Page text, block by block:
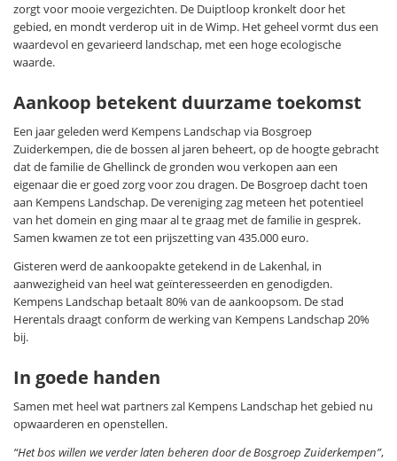
zorgt voor mooie vergezichten. De Duiptloop kronkelt door het
gebied, en mondt verderop uit in de Wimp. Het geheel vormt dus een
waardevol en gevarieerd landschap, met een hoge ecologische
waarde.
Aankoop betekent duurzame toekomst
Een jaar geleden werd Kempens Landschap via Bosgroep
Zuiderkempen, die de bossen al jaren beheert, op de hoogte gebracht
dat de familie de Ghellinck de gronden wou verkopen aan een
eigenaar die er goed zorg voor zou dragen. De Bosgroep dacht toen
aan Kempens Landschap. De vereniging zag meteen het potentieel
van het domein en ging maar al te graag met de familie in gesprek.
Samen kwamen ze tot een prijszetting van 435.000 euro.
Gisteren werd de aankoopakte getekend in de Lakenhal, in
aanwezigheid van heel wat geïnteresseerden en genodigden.
Kempens Landschap betaalt 80% van de aankoopsom. De stad
Herentals draagt conform de werking van Kempens Landschap 20%
bij.
In goede handen
Samen met heel wat partners zal Kempens Landschap het gebied nu
opwaarderen en openstellen.
“Het bos willen we verder laten beheren door de Bosgroep Zuiderkempen”,